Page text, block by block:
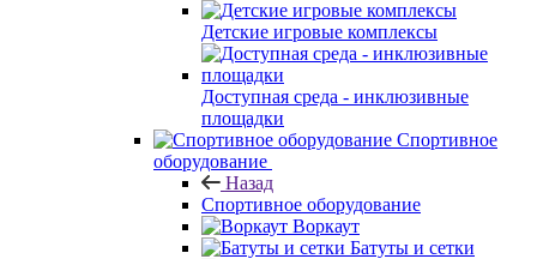
Детские игровые комплексы
Доступная среда - инклюзивные
площадки
Спортивное
оборудование
Назад
Спортивное оборудование
Воркаут
Батуты и сетки